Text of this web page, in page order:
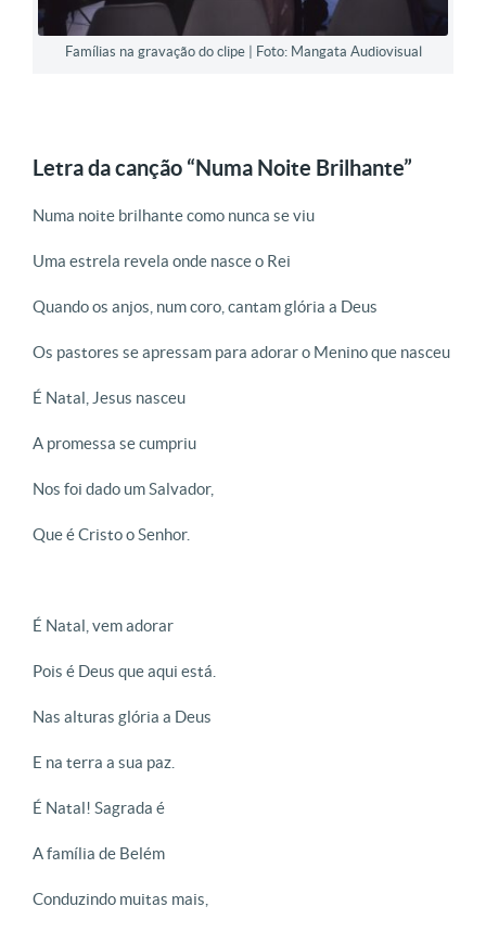
Famílias na gravação do clipe | Foto: Mangata Audiovisual
Letra da canção “Numa Noite Brilhante”
Numa noite brilhante como nunca se viu
Uma estrela revela onde nasce o Rei
Quando os anjos, num coro, cantam glória a Deus
Os pastores se apressam para adorar o Menino que nasceu
É Natal, Jesus nasceu
A promessa se cumpriu
Nos foi dado um Salvador,
Que é Cristo o Senhor.
É Natal, vem adorar
Pois é Deus que aqui está.
Nas alturas glória a Deus
E na terra a sua paz.
É Natal! Sagrada é
A família de Belém
Conduzindo muitas mais,